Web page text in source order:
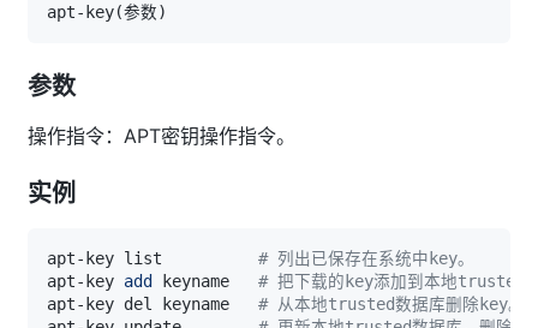
apt-key(参数)
参数
操作指令：APT密钥操作指令。
实例
apt-key list # 列出已保存在系统中key。
apt-key add keyname # 把下载的key添加到本地trusted
apt-key del keyname # 从本地trusted数据库删除key。